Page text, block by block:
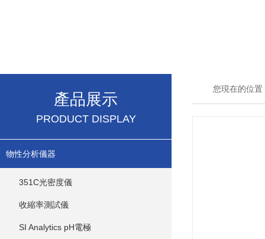
產品展示
PRODUCT DISPLAY
物性分析儀器
351C光密度儀
收縮率測試儀
SI Analytics pH電極
您現在的位置